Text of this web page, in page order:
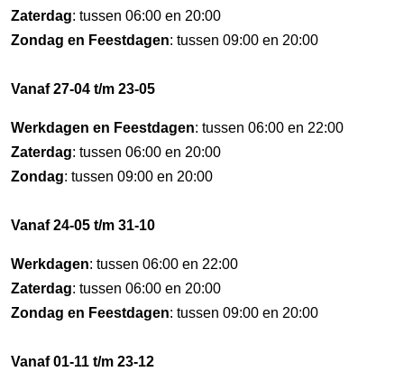
Zaterdag: tussen 06:00 en 20:00
Zondag en Feestdagen: tussen 09:00 en 20:00
Vanaf 27-04 t/m 23-05
Werkdagen en Feestdagen: tussen 06:00 en 22:00
Zaterdag: tussen 06:00 en 20:00
Zondag: tussen 09:00 en 20:00
Vanaf 24-05 t/m 31-10
Werkdagen: tussen 06:00 en 22:00
Zaterdag: tussen 06:00 en 20:00
Zondag en Feestdagen: tussen 09:00 en 20:00
Vanaf 01-11 t/m 23-12